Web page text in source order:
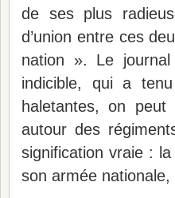
de ses plus
d’union entre ces
nation ». Le
indicible, qui a
haletantes, on
autour des
signification vraie :
son armée